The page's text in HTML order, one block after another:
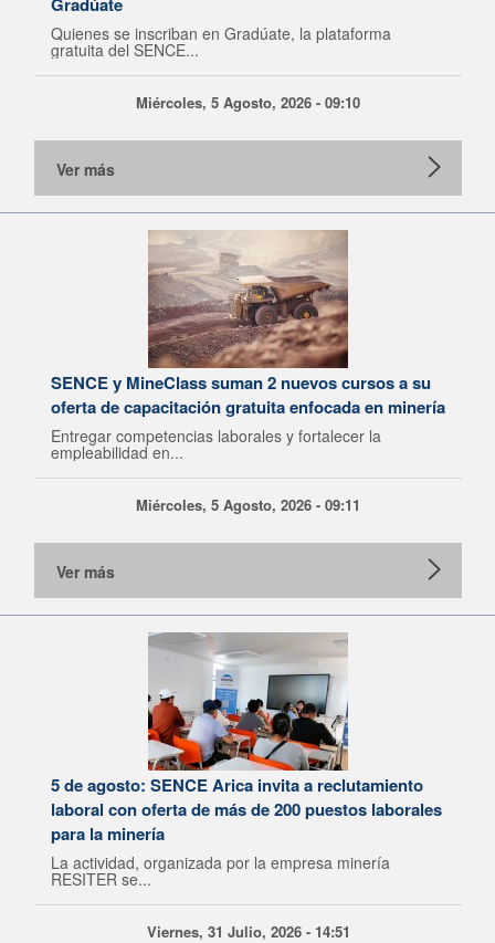
Quienes se inscriban en Gradúate, la plataforma
gratuita del SENCE...
Miércoles, 5 Agosto, 2026 - 09:10
Ver más
SENCE y MineClass suman 2 nuevos cursos a su
oferta de capacitación gratuita enfocada en minería
Entregar competencias laborales y fortalecer la
empleabilidad en...
Miércoles, 5 Agosto, 2026 - 09:11
Ver más
5 de agosto: SENCE Arica invita a reclutamiento
laboral con oferta de más de 200 puestos laborales
para la minería
La actividad, organizada por la empresa minería
RESITER se...
Viernes, 31 Julio, 2026 - 14:51